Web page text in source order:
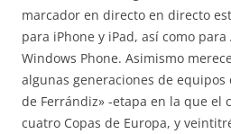
marcador en directo en directo
para iPhone y iPad, así como
Windows Phone. Asimismo
algunas generaciones de
de Ferrándiz» -etapa en la que el
cuatro Copas de Europa, y